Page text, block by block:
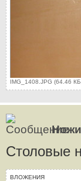
IMG_1408.JPG (64.46
Ножи
Столовые
ВЛОЖЕНИЯ